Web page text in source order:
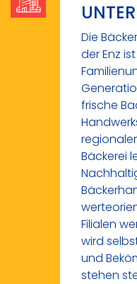
Die
der Enz
frische
Bäckerei
Filialen
wird
und
stehen